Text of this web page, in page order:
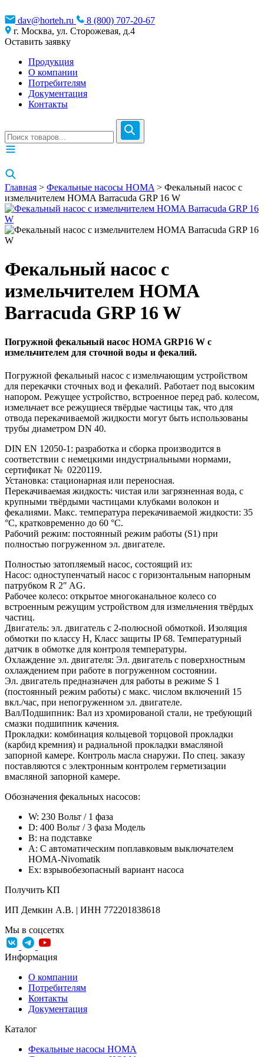
dav@horteh.ru
8 (800) 707-20-67
г. Москва, ул. Сторожевая, д.4
Оставить заявку
Продукция
О компании
Потребителям
Документация
Контакты
Главная > Фекальные насосы HOMA > Фекальный насос с
измельчителем HOMA Barracuda GRP 16 W
Фекальный насос с
измельчителем HOMA
Barracuda GRP 16 W
Погружной фекальный насос HOMA GRP16 W с
измельчителем для сточной воды и фекалий.
Погружной фекальный насос с измельчающим устройством
для перекачки сточных вод и фекалий. Работает под высоким
напором. Режущее устройство, встроенное перед раб. колесом,
измельчает все режущиеся твёрдые частицы так, что для
отвода перекачиваемой жидкости могут быть использованы
трубы диаметром DN 40.
DIN EN 12050-1: разработка и сборка производится в
соответствии с немецкими индустриальными нормами,
сертификат № 0220119.
Установка: стационарная или переносная.
Перекачиваемая жидкость: чистая или загрязненная вода, с
крупными твёрдыми частицами клубками волокон и
фекалиями. Макс. температура перекачиваемой жидкости: 35
°C, кратковременно до 60 °C.
Рабочий режим: постоянный режим работы (S1) при
полностью погруженном эл. двигателе.
Полностью затопляемый насос, состоящий из:
Насос: одноступенчатый насос с горизонтальным напорным
патрубком R 2″ AG.
Рабочее колесо: открытое многоканальное колесо со
встроенным режущим устройством для измельчения твёрдых
частиц.
Двигатель: эл. двигатель с 2-полюсной обмоткой. Изоляция
обмотки по классу H, Класс защиты IP 68. Температурный
датчик в обмотке для контроля температуры.
Охлаждение эл. двигателя: Эл. двигатель с поверхностным
охлаждением при работе в погруженном состоянии.
Эл. двигатель предназначен для работы в режиме S 1
(постоянный режим работы) с макс. числом включений 15
вкл./час, при непогруженном эл. двигателе.
Вал/Подшипник: Вал из хромированой стали, не требующий
смазки подшипник качения.
Прокладки: комбинация кольцевой торцовой прокладки
(карбид кремния) и радиальной прокладки вмасляной
запорной камере. Контроль масла снаружи. По спец. заказу
поставляются с электронным контролем герметизации
вмасляной запорной камере.
Обозначения фекальных насосов:
W: 230 Вольт / 1 фаза
D: 400 Вольт / 3 фаза Модель
B: на подставке
A: С автоматическим поплавковым выключателем
HOMA-Nivomatik
Ex: взрывобезопасный вариант насоса
Получить КП
ИП Демкин А.В. | ИНН 772201838618
Мы в соцсетях
Информация
О компании
Потребителям
Контакты
Документация
Каталог
Фекальные насосы HOMA